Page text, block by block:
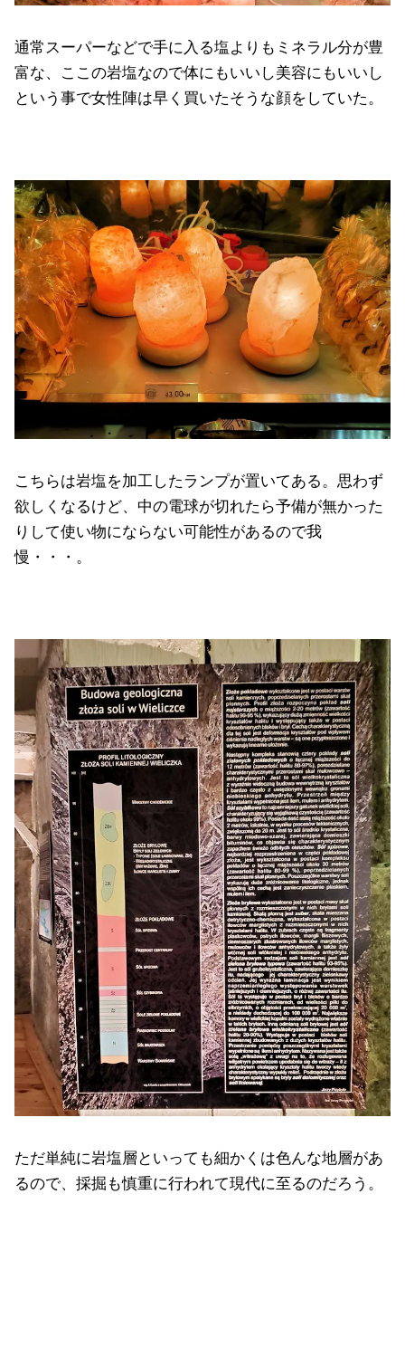
通常スーパーなどで手に入る塩よりもミネラル分が豊
富な、ここの岩塩なので体にもいいし美容にもいいし
という事で女性陣は早く買いたそうな顔をしていた。
こちらは岩塩を加工したランプが置いてある。思わず
欲しくなるけど、中の電球が切れたら予備が無かった
りして使い物にならない可能性があるので我
慢・・・。
ただ単純に岩塩層といっても細かくは色んな地層があ
るので、採掘も慎重に行われて現代に至るのだろう。